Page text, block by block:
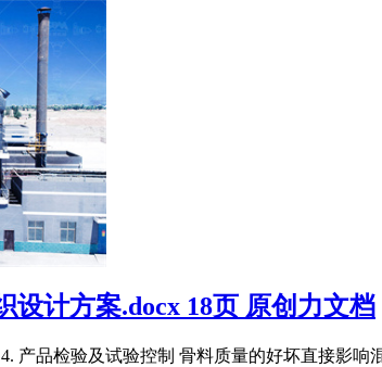
设计方案.docx 18页 原创力文档
产品检验及试验控制 骨料质量的好坏直接影